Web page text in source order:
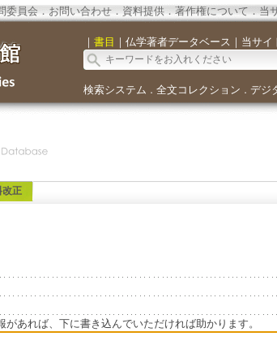
委員会． お問い合わせ． 資料提供．著作権について．当
｜ 書目 ｜ 仏学著者データベース ｜ 当サイ
検索システム ． 全文コレクション ． デジ
改正
あれば、下に書き込んでいただければ助かります。